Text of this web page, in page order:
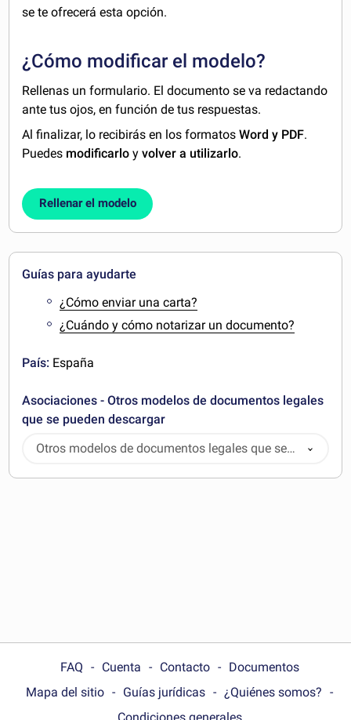
se te ofrecerá esta opción.
¿Cómo modificar el modelo?
Rellenas un formulario. El documento se va redactando
ante tus ojos, en función de tus respuestas.
Al finalizar, lo recibirás en los formatosWord y PDF.
Puedes modificarlo yvolver a utilizarlo.
Rellenar el modelo
Guías para ayudarte
¿Cómo enviar una carta?
¿Cuándo y cómo notarizar un documento?
País: España
Asociaciones - Otros modelos de documentos legales
que se pueden descargar
Otros modelos de documentos legales que se
pueden descargar
FAQ Cuenta Contacto
Documentos
Mapa del sitio
Guías jurídicas
¿Quiénes somos?